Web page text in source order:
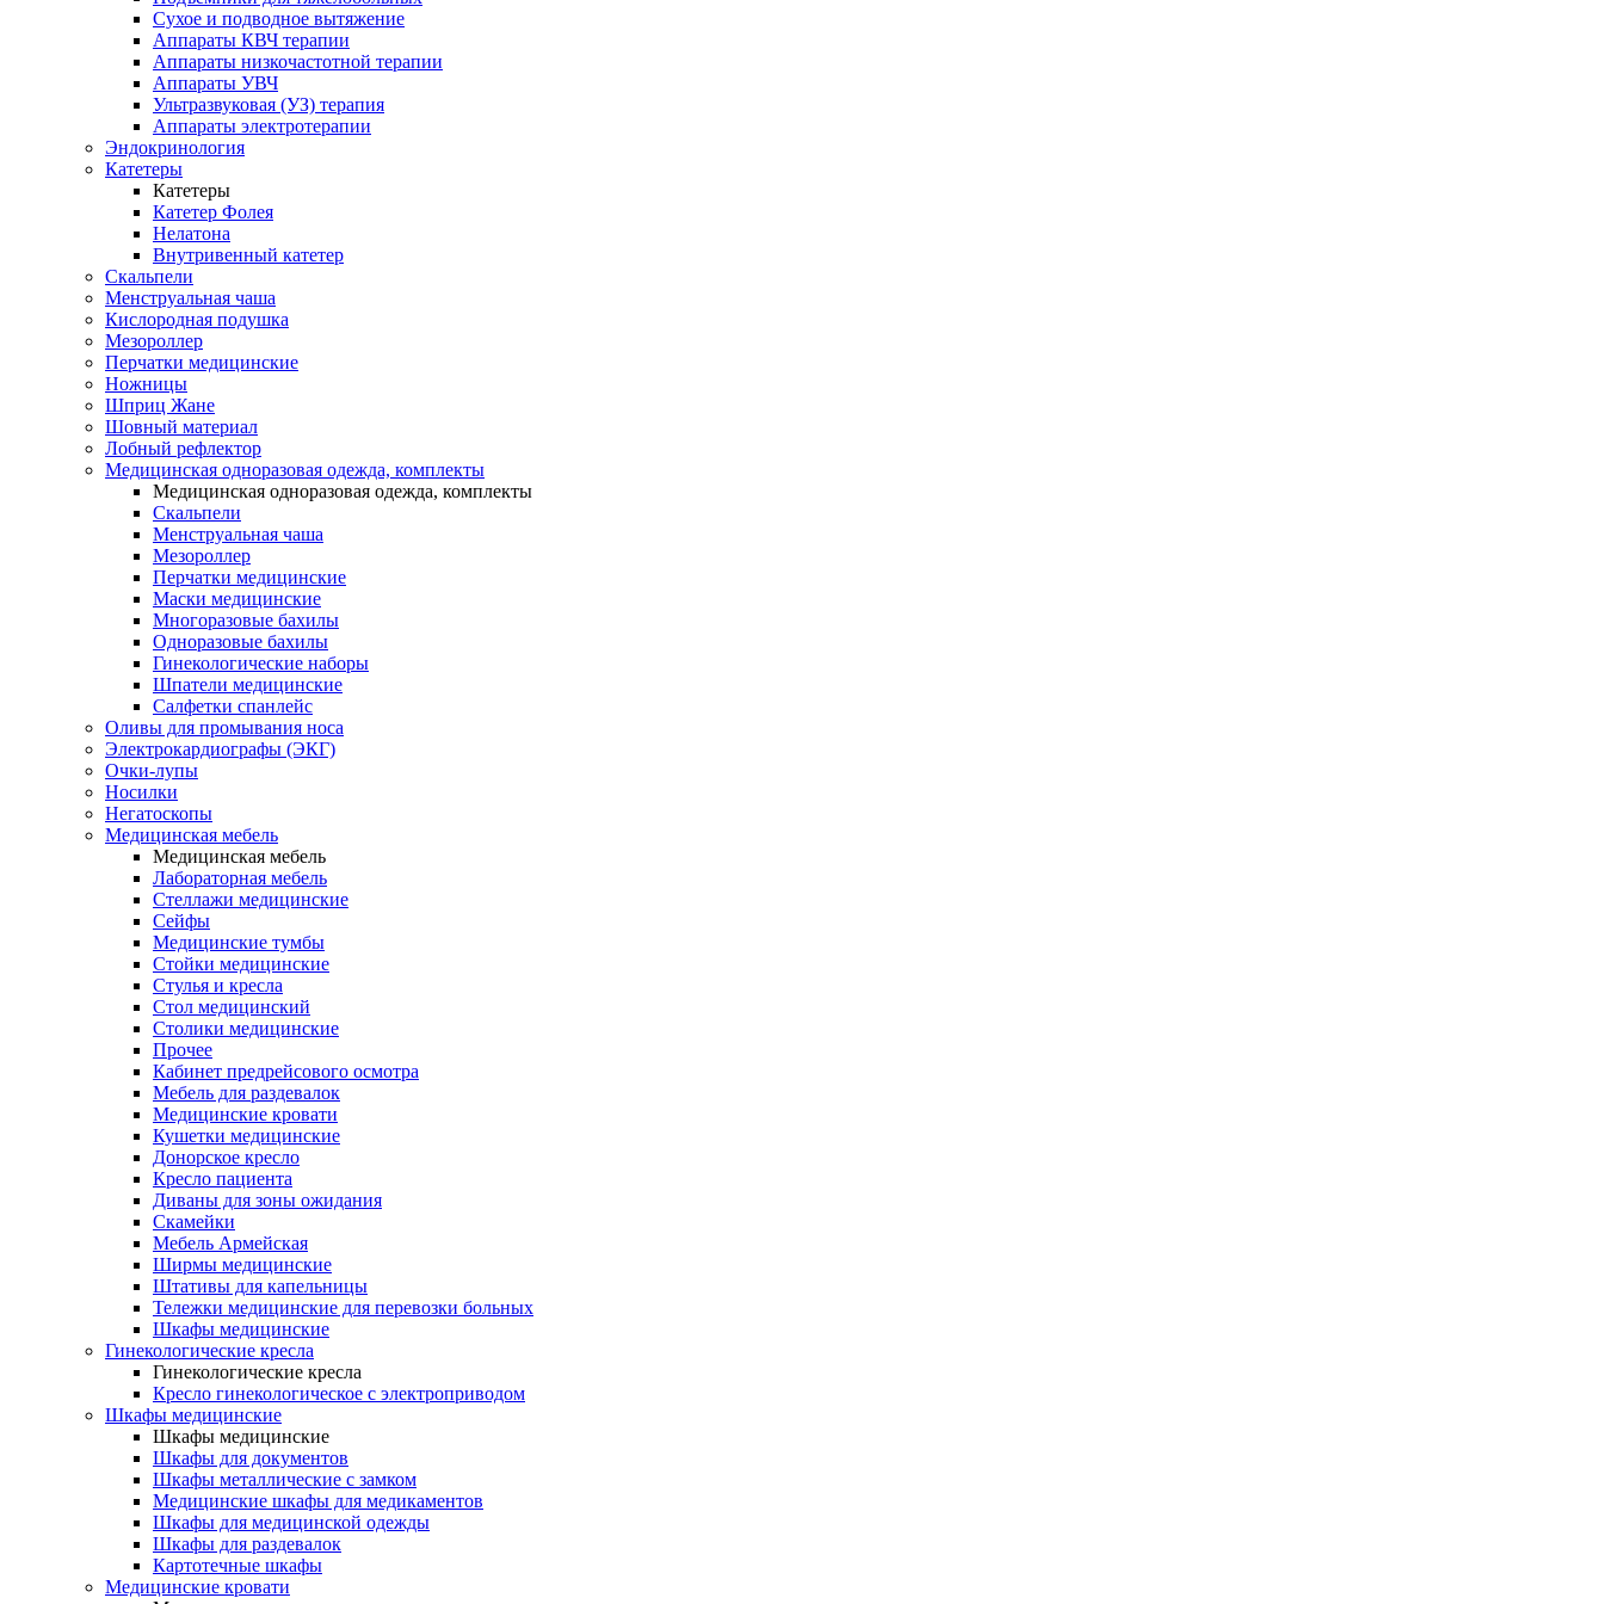
Сухое и подводное вытяжение
Аппараты КВЧ терапии
Аппараты низкочастотной терапии
Аппараты УВЧ
Ультразвуковая (УЗ) терапия
Аппараты электротерапии
Эндокринология
Катетеры
Катетеры
Катетер Фолея
Нелатона
Внутривенный катетер
Скальпели
Менструальная чаша
Кислородная подушка
Мезороллер
Перчатки медицинские
Ножницы
Шприц Жане
Шовный материал
Лобный рефлектор
Медицинская одноразовая одежда, комплекты
Медицинская одноразовая одежда, комплекты
Скальпели
Менструальная чаша
Мезороллер
Перчатки медицинские
Маски медицинские
Многоразовые бахилы
Одноразовые бахилы
Гинекологические наборы
Шпатели медицинские
Салфетки спанлейс
Оливы для промывания носа
Электрокардиографы (ЭКГ)
Очки-лупы
Носилки
Негатоскопы
Медицинская мебель
Медицинская мебель
Лабораторная мебель
Стеллажи медицинские
Сейфы
Медицинские тумбы
Стойки медицинские
Cтулья и кресла
Стол медицинский
Столики медицинские
Прочее
Кабинет предрейсового осмотра
Мебель для раздевалок
Медицинские кровати
Кушетки медицинские
Донорское кресло
Кресло пациента
Диваны для зоны ожидания
Скамейки
Мебель Армейская
Ширмы медицинские
Штативы для капельницы
Тележки медицинские для перевозки больных
Шкафы медицинские
Гинекологические кресла
Гинекологические кресла
Кресло гинекологическое с электроприводом
Шкафы медицинские
Шкафы медицинские
Шкафы для документов
Шкафы металлические с замком
Медицинские шкафы для медикаментов
Шкафы для медицинской одежды
Шкафы для раздевалок
Картотечные шкафы
Медицинские кровати